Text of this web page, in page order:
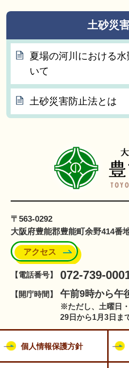
土砂災
夏場の河川における
いて
土砂災害防止法とは
〒563-0292
大阪府豊能郡豊能町余野414番
アクセス
【電話番号】 072-739-
【開庁時間】 午前9時から午
※ただし、土曜日
29日から1月3日ま
個人情報保護方針